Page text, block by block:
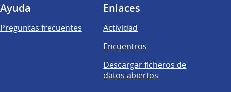
Ayuda
Preguntas frecuentes
Enlaces
Actividad
Encuentros
Descargar ficheros de
datos abiertos